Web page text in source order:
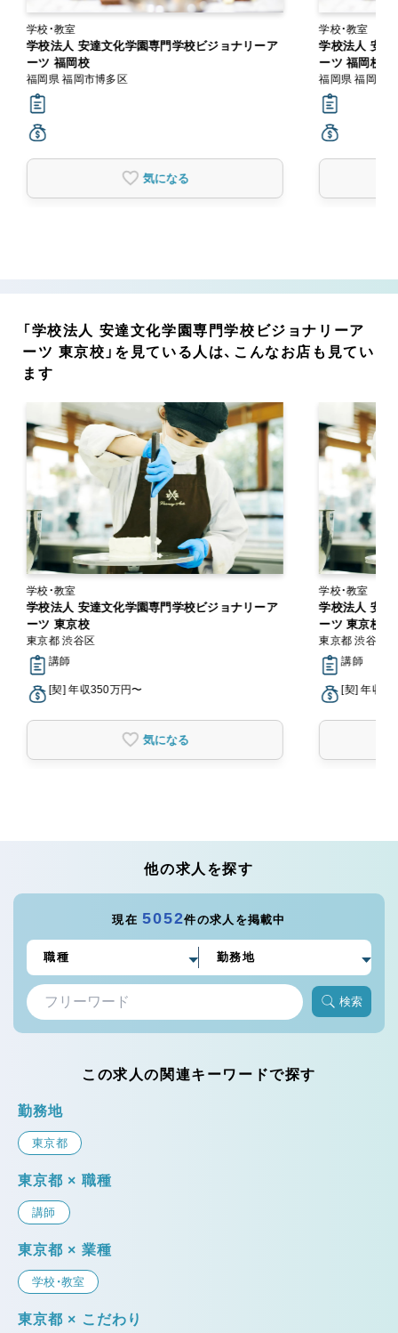
学校・教室
学校法人 安達文化学園専門学校ビジョナリーア
ーツ 福岡校
福岡県 福岡市博多区
気になる
学校・教室
学校法人 安達
ーツ 福岡校
福岡県 福岡市
「学校法人 安達文化学園専門学校ビジョナリーア
ーツ 東京校」を見ている人は、こんなお店も見てい
ます
学校・教室
学校法人 安達文化学園専門学校ビジョナリーア
ーツ 東京校
東京都 渋谷区
講師
[契] 年収350万円〜
気になる
学校・教室
学校法人 安達
ーツ 東京校
東京都 渋谷区
講師
[契] 年収
他の求人を探す
現在5052件の求人を掲載中
検索
この求人の関連キーワードで探す
勤務地
東京都
東京都 × 職種
講師
東京都 × 業種
学校・教室
東京都 × こだわり